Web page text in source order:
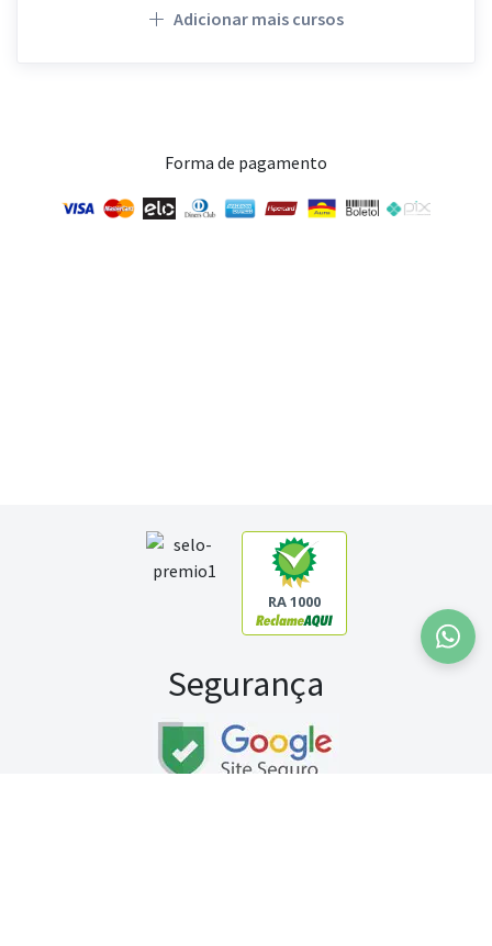
Adicionar mais cursos
Forma de pagamento
RA 1000
Segurança